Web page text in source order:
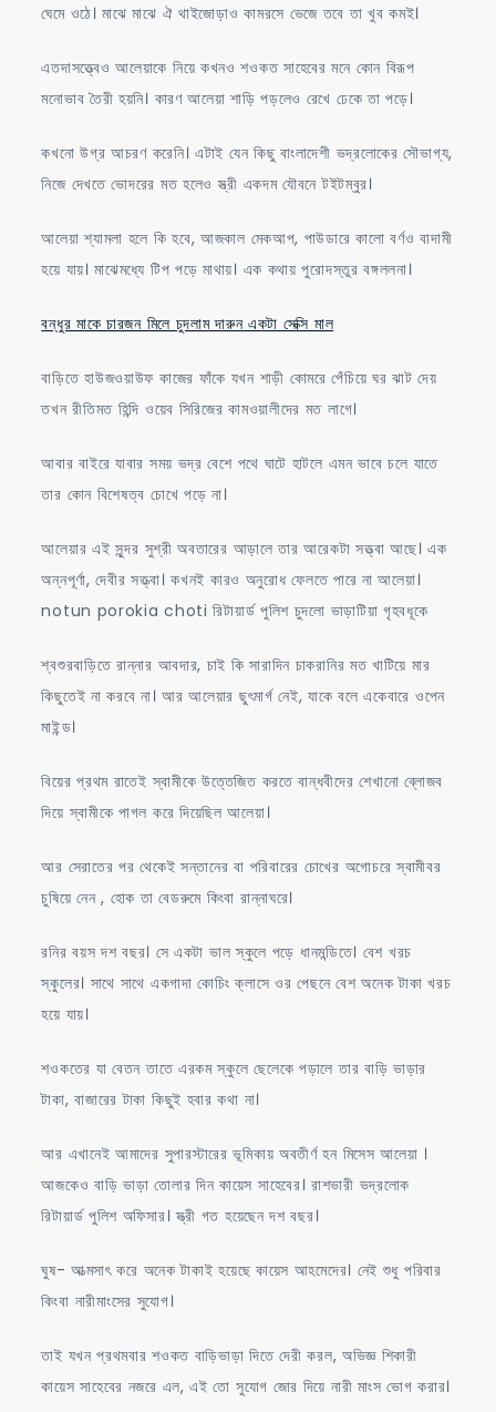
ঘেমে ওঠে। মাঝে মাঝে ঐ থাইজোড়াও কামরসে ভেজে তবে তা খুব কমই।
এতদাসত্ত্বেও আলেয়াকে নিয়ে কখনও শওকত সাহেবের মনে কোন বিরূপ
মনোভাব তৈরী হয়নি। কারণ আলেয়া শাড়ি পড়লেও রেখে ঢেকে তা পড়ে।
কখনো উগ্র আচরণ করেনি। এটাই যেন কিছু বাংলাদেশী ভদ্রলোকের সৌভাগ্য,
নিজে দেখতে ভোদরের মত হলেও স্ত্রী একদম যৌবনে টইটম্বুর।
আলেয়া শ্যামলা হলে কি হবে, আজকাল মেকআপ, পাউডারে কালো বর্ণও বাদামী
হয়ে যায়। মাঝেমধ্যে টিপ পড়ে মাথায়। এক কথায় পুরোদস্তুর বঙ্গললনা।
বন্ধুর মাকে চারজন মিলে চুদলাম দারুন একটা সেক্সি মাল
বাড়িতে হাউজওয়াউফ কাজের ফাঁকে যখন শাড়ী কোমরে পেঁচিয়ে ঘর ঝাট দেয়
তখন রীতিমত হিন্দি ওয়েব সিরিজের কামওয়ালীদের মত লাগে।
আবার বাইরে যাবার সময় ভদ্র বেশে পথে ঘাটে হাটলে এমন ভাবে চলে যাতে
তার কোন বিশেষত্ব চোখে পড়ে না।
আলেয়ার এই সুন্দর সুশ্রী অবতারের আড়ালে তার আরেকটা সত্ত্বা আছে। এক
অন্নপূর্ণা, দেবীর সত্ত্বা। কখনই কারও অনুরোধ ফেলতে পারে না আলেয়া।
notun porokia choti রিটায়ার্ড পুলিশ চুদলো ভাড়াটিয়া গৃহবধূকে
শ্বশুরবাড়িতে রান্নার আবদার, চাই কি সারাদিন চাকরানির মত খাটিয়ে মার
কিছুতেই না করবে না। আর আলেয়ার ছুৎমার্গ নেই, যাকে বলে একেবারে ওপেন
মাইন্ড।
বিয়ের প্রথম রাতেই স্বামীকে উত্তেজিত করতে বান্ধবীদের শেখানো ব্লোজব
দিয়ে স্বামীকে পাগল করে দিয়েছিল আলেয়া।
আর সেরাতের পর থেকেই সন্তানের বা পরিবারের চোখের অগোচরে স্বামীবর
চুষিয়ে নেন , হোক তা বেডরুমে কিংবা রান্নাঘরে।
রনির বয়স দশ বছর। সে একটা ভাল স্কুলে পড়ে ধানমন্ডিতে। বেশ খরচ
স্কুলের। সাথে সাথে একগাদা কোচিং ক্লাসে ওর পেছনে বেশ অনেক টাকা খরচ
হয়ে যায়।
শওকতের যা বেতন তাতে এরকম স্কুলে ছেলেকে পড়ালে তার বাড়ি ভাড়ার
টাকা, বাজারের টাকা কিছুই হবার কথা না।
আর এখানেই আমাদের সুপারস্টারের ভূমিকায় অবতীর্ণ হন মিসেস আলেয়া ।
আজকেও বাড়ি ভাড়া তোলার দিন কায়েস সাহেবের। রাশভারী ভদ্রলোক
রিটায়ার্ড পুলিশ অফিসার। স্ত্রী গত হয়েছেন দশ বছর।
ঘুষ- আত্মসাৎ করে অনেক টাকাই হয়েছে কায়েস আহমেদের। নেই শুধু পরিবার
কিংবা নারীমাংসের সুযোগ।
তাই যখন প্রথমবার শওকত বাড়িভাড়া দিতে দেরী করল, অভিজ্ঞ শিকারী
কায়েস সাহেবের নজরে এল, এই তো সুযোগ জোর দিয়ে নারী মাংস ভোগ করার।